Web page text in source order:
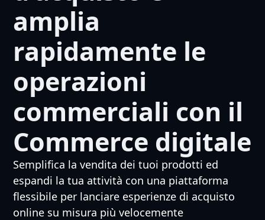
amplia
rapidamente le
operazioni
commerciali con il
Commerce digitale
Semplifica la vendita dei tuoi prodotti ed
espandi la tua attività con una piattaforma
flessibile per lanciare esperienze di acquisto
online su misura più velocemente